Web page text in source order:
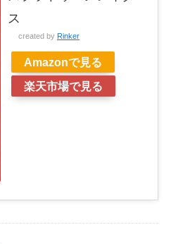
ス
created by Rinker
Amazonで見る
楽天市場で見る